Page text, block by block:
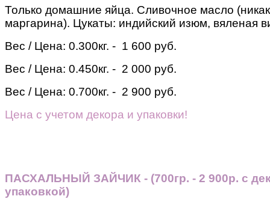
Только домашние яйца. Сливочное масло
маргарина). Цукаты: индийский изюм, вяленая
Вес / Цена: 0.300кг. - 1 600 руб.
Вес / Цена: 0.450кг. - 2 000 руб.
Вес / Цена: 0.700кг. - 2 900 руб.
Цена с учетом декора и упаковки!
ПАСХАЛЬНЫЙ ЗАЙЧИК - (700гр. - 2 900р. с
упаковкой)